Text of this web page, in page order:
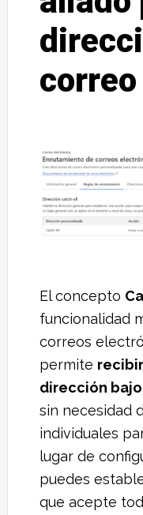
El concepto
funcionalidad
correos
permite
dirección
sin necesidad
individuales
lugar de
puedes
que acepte